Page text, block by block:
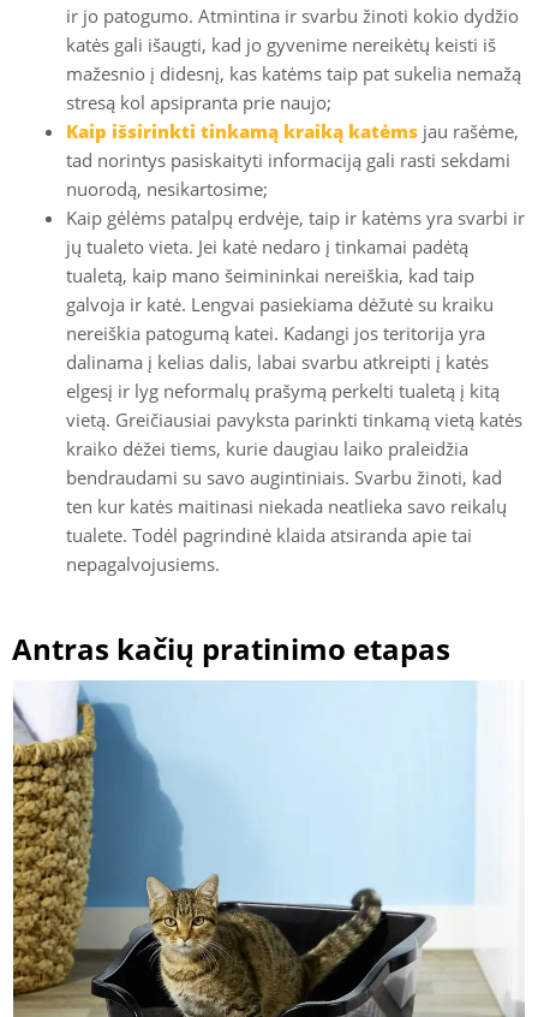
ir jo patogumo. Atmintina ir svarbu žinoti kokio dydžio
katės gali išaugti, kad jo gyvenime nereikėtų keisti iš
mažesnio į didesnį, kas katėms taip pat sukelia nemažą
stresą kol apsipranta prie naujo;
Kaip išsirinkti tinkamą kraiką katėms jau rašėme,
tad norintys pasiskaityti informaciją gali rasti sekdami
nuorodą, nesikartosime;
Kaip gėlėms patalpų erdvėje, taip ir katėms yra svarbi ir
jų tualeto vieta. Jei katė nedaro į tinkamai padėtą
tualetą, kaip mano šeimininkai nereiškia, kad taip
galvoja ir katė. Lengvai pasiekiama dėžutė su kraiku
nereiškia patogumą katei. Kadangi jos teritorija yra
dalinama į kelias dalis, labai svarbu atkreipti į katės
elgesį ir lyg neformalų prašymą perkelti tualetą į kitą
vietą. Greičiausiai pavyksta parinkti tinkamą vietą katės
kraiko dėžei tiems, kurie daugiau laiko praleidžia
bendraudami su savo augintiniais. Svarbu žinoti, kad
ten kur katės maitinasi niekada neatlieka savo reikalų
tualete. Todėl pagrindinė klaida atsiranda apie tai
nepagalvojusiems.
Antras kačių pratinimo etapas